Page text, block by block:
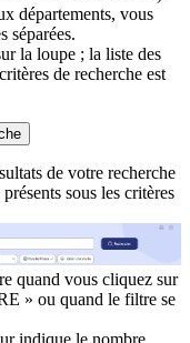
départements, vous
séparées.
la loupe ; la liste des
de recherche est
de votre recherche
sous les critères
quand vous cliquez sur
» ou quand le filtre se
indique le nombre